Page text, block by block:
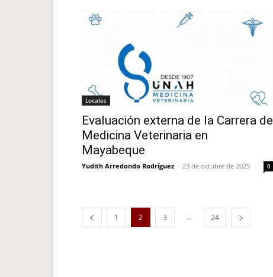
Locales
Evaluación externa de la Carrera de
Medicina Veterinaria en
Mayabeque
Yudith Arredondo Rodríguez - 23 de octubre de 2025 0
1 2 3 ... 24